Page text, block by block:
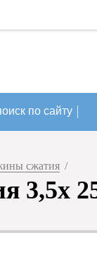
по сайту
сжатия /
3,5x